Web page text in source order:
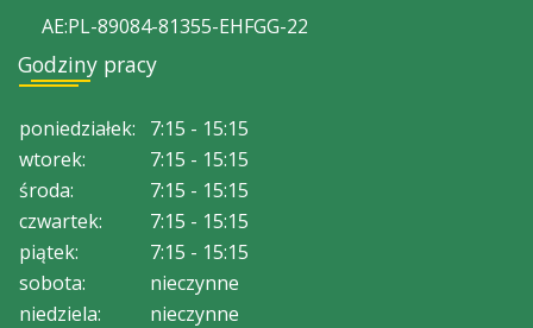
AE:PL-89084-81355-EHFGG-22
Godziny pracy
poniedziałek:
7:15 - 15:15
wtorek:
7:15 - 15:15
środa:
7:15 - 15:15
czwartek:
7:15 - 15:15
piątek:
7:15 - 15:15
sobota:
nieczynne
niedziela:
nieczynne